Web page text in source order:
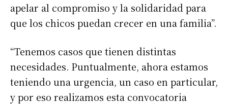
apelar al compromiso y la solidaridad para
que los chicos puedan crecer en una familia”.
“Tenemos casos que tienen distintas
necesidades. Puntualmente, ahora estamos
teniendo una urgencia, un caso en particular,
y por eso realizamos esta convocatoria